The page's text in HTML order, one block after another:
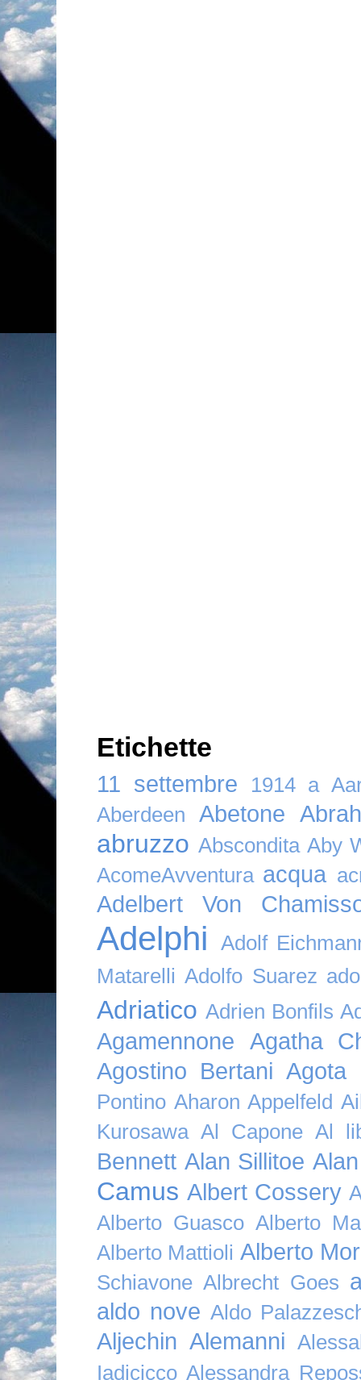
Etichette
11 settembre 1914 a
Aberdeen
Abetone
abruzzo Abscondita Aby
AcomeAvventura acqua
Adelbert Von
Adelphi
Adolf
Matarelli Adolfo Suarez
Adriatico Adrien Bonfils
Agamennone
Agatha
Agostino Bertani Agota
Pontino Aharon Appelfeld
Kurosawa Al Capone Al
Bennett Alan Sillitoe
Camus Albert Cossery
Alberto Guasco Alberto
Alberto Mattioli Alberto
Schiavone Albrecht Goes
aldo nove Aldo
Aljechin Alemanni
Iadicicco Alessandra